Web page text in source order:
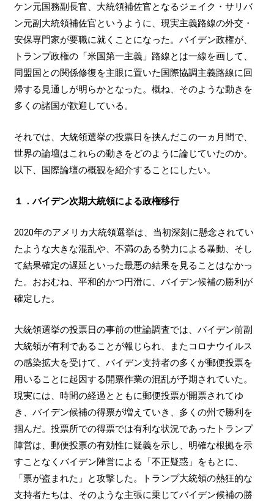
ケン元国務副長官、大統領補佐官となるジェイク・サリバ
ン元副大統領補佐官というように、現実主義路線の外交・
安保専門家が要職に就くことになった。バイデン政権が、
トランプ政権の「米国第一主義」路線とは一線を画して、
同盟国との関係修復を主眼に置いた国際協調主義路線に回
帰する見通しが明らかとなった。概ね、そのような動きを
多くの諸国が歓迎している。
それでは、大統領選挙の投票日を挟んだこの一ヵ月間で、
世界の論壇はこれらの動きをどのように論じていたのか。
以下、国際論壇の概観を紹介することにしたい。
１．バイデン次期大統領による政権移行
2020年のアメリカ大統領選挙は、当初深刻に懸念されてい
たような大きな混乱や、不満のある勢力による暴動、そし
て結果確定の遅延といった最悪の結果を見ることはなかっ
た。おおむね、平和的かつ円滑に、バイデン候補の勝利が
確定した。
大統領選挙の投票日の事前の世論調査では、バイデン前副
大統領が有利であることが報じられ、またコロナウイルス
の感染拡大を受けて、バイデン支持者の多くが郵便投票を
用いることに起因する開票作業の混乱が予期されていた。
現実には、時間の経過とともに郵便投票が開票されてゆ
き、バイデン候補の得票が増えていき、多くの州で勝利を
掴んだ。投票所での得票では有利な状況であったトランプ
陣営は、郵便投票の有効性に疑義を示し、明確な根拠を示
すことなくバイデン陣営による「不正疑惑」をもとに、
「票が盗まれた」と攻撃した。トランプ大統領の熱狂的な
支持者たちは、そのような主張に乗じてバイデン候補の勝